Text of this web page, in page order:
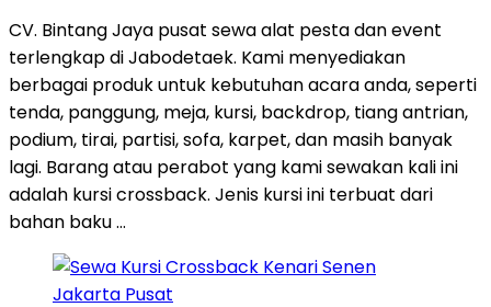
CV. Bintang Jaya pusat sewa alat pesta dan event
terlengkap di Jabodetaek. Kami menyediakan
berbagai produk untuk kebutuhan acara anda, seperti
tenda, panggung, meja, kursi, backdrop, tiang antrian,
podium, tirai, partisi, sofa, karpet, dan masih banyak
lagi. Barang atau perabot yang kami sewakan kali ini
adalah kursi crossback. Jenis kursi ini terbuat dari
bahan baku …